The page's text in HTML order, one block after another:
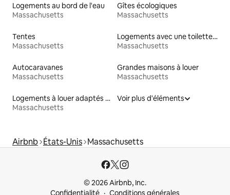
Logements au bord de l'eau
Massachusetts
Gîtes écologiques
Massachusetts
Tentes
Massachusetts
Logements avec une toilette à une hauteur accessible
Massachusetts
Autocaravanes
Massachusetts
Grandes maisons à louer
Massachusetts
Logements à louer adaptés aux animaux
Massachusetts
Voir plus d'éléments
Airbnb États-Unis Massachusetts
© 2026 Airbnb, Inc.
Confidentialité
Conditions générales